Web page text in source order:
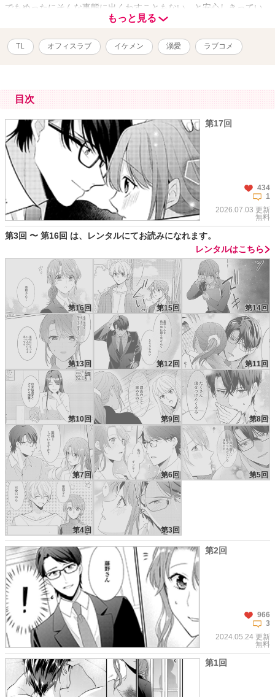
でもめったにそんな事態に出くわすこともない、と安心しきってい
たら、ある日、憧れの荻原課長が事故死する未来を見てしまう。
ら…』と課長を引き留めていたら……
誘っていると勘違いされてしまった!?
にエッチな展開になり――…？
ワケあり女子＆Ｓ系クール上司のミステリアスラブが、待望のコミ
カライズ！
もっと見る
TL オフィスラブ イケメン 溺愛 ラブコメ
目次
第17回
434
1
2026.07.03 更新
無料
この話を読む コメントを見る
第3回 〜 第16回 は、レンタルにてお読みになれます。
レンタルはこちら
第16回 第15回 第14回
第13回 第12回 第11回
第10回 第9回 第8回
第7回 第6回 第5回
第4回 第3回
第2回
966
3
2024.05.24 更新
無料
第1回